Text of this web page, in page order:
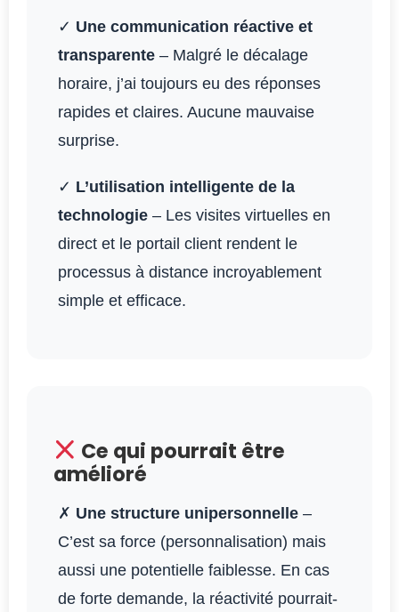
✓ Une communication réactive et
transparente – Malgré le décalage
horaire, j’ai toujours eu des réponses
rapides et claires. Aucune mauvaise
surprise.
✓ L’utilisation intelligente de la
technologie – Les visites virtuelles en
direct et le portail client rendent le
processus à distance incroyablement
simple et efficace.
Ce qui pourrait être
amélioré
✗ Une structure unipersonnelle –
C’est sa force (personnalisation) mais
aussi une potentielle faiblesse. En cas
de forte demande, la réactivité pourrait-